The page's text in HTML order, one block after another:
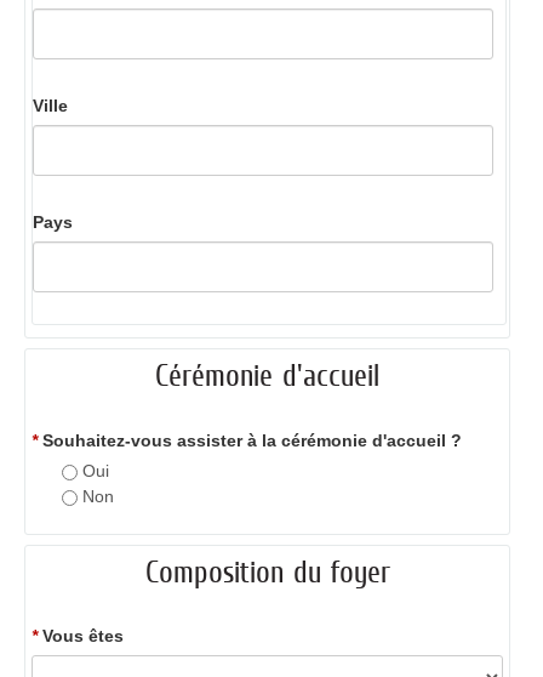
Ville
Pays
Cérémonie d'accueil
*Souhaitez-vous assister à la cérémonie d'accueil ?
Oui
Non
Composition du foyer
*Vous êtes